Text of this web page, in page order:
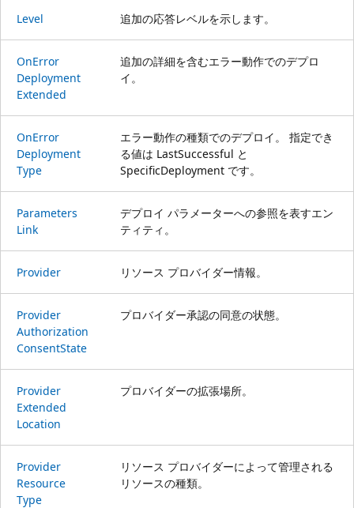
Level 追加の応答レベルを示します。
OnError
Deployment
Extended
追加の詳細を含むエラー動作でのデプロ
イ。
OnError
Deployment
Type
エラー動作の種類でのデプロイ。 指定でき
る値は LastSuccessful と
SpecificDeployment です。
Parameters
Link
デプロイ パラメーターへの参照を表すエン
ティティ。
Provider リソース プロバイダー情報。
Provider
Authorization
ConsentState
プロバイダー承認の同意の状態。
Provider
Extended
Location
プロバイダーの拡張場所。
Provider
Resource
Type
リソース プロバイダーによって管理される
リソースの種類。